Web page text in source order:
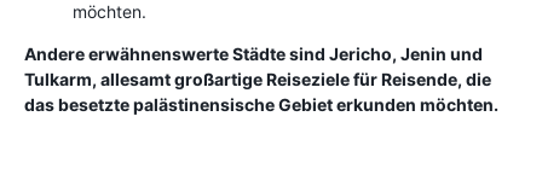
möchten.
Andere erwähnenswerte Städte sind Jericho, Jenin und
Tulkarm, allesamt großartige Reiseziele für Reisende, die
das besetzte palästinensische Gebiet erkunden möchten.